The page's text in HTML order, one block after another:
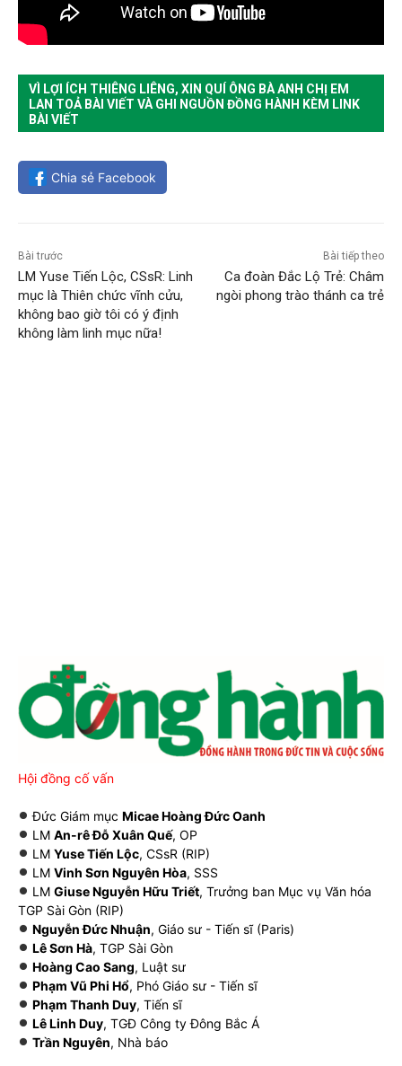
VÌ LỢI ÍCH THIÊNG LIÊNG, XIN QUÍ ÔNG BÀ ANH CHỊ EM
LAN TOẢ BÀI VIẾT VÀ GHI NGUỒN ĐỒNG HÀNH KÈM LINK
BÀI VIẾT
Chia sẻ Facebook
Bài trước
LM Yuse Tiến Lộc, CSsR: Linh
mục là Thiên chức vĩnh cửu,
không bao giờ tôi có ý định
không làm linh mục nữa!
Bài tiếp theo
Ca đoàn Đắc Lộ Trẻ: Châm
ngòi phong trào thánh ca trẻ
Hội đồng cố vấn
Đức Giám mục Micae Hoàng Đức Oanh
LM An-rê Đỗ Xuân Quế, OP
LM Yuse Tiến Lộc, CSsR (RIP)
LM Vinh Sơn Nguyên Hòa, SSS
LM Giuse Nguyễn Hữu Triết, Trưởng ban Mục vụ Văn hóa
TGP Sài Gòn (RIP)
Nguyễn Đức Nhuận, Giáo sư - Tiến sĩ (Paris)
Lê Sơn Hà, TGP Sài Gòn
Hoàng Cao Sang, Luật sư
Phạm Vũ Phi Hổ, Phó Giáo sư - Tiến sĩ
Phạm Thanh Duy, Tiến sĩ
Lê Linh Duy, TGĐ Công ty Đông Bắc Á
Trần Nguyên, Nhà báo